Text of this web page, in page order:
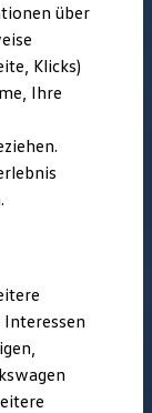
über
Klicks)
Ihre